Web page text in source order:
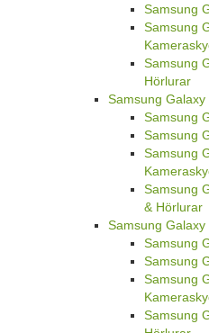
Samsung
Samsung
Samsung
Hörlurar
Samsung Galaxy
Samsung
Samsung
Samsung
Samsung
& Hörlurar
Samsung Galaxy
Samsung
Samsung
Samsung
Samsung